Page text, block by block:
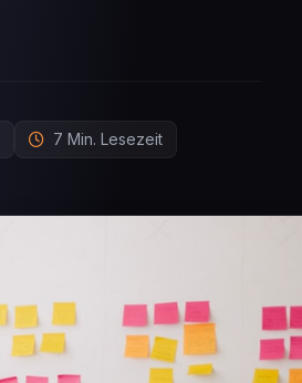
7 Min. Lesezeit